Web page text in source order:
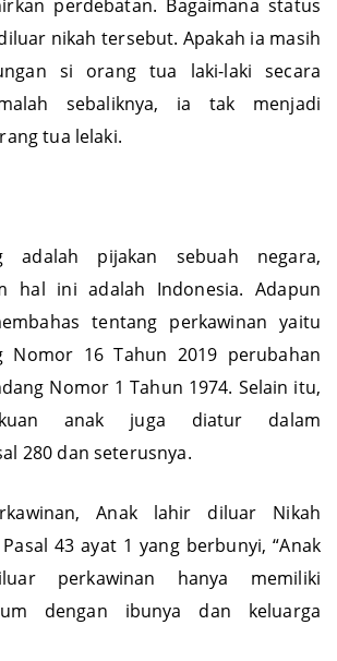
perdebatan. Bagaimana status
nikah tersebut. Apakah ia masih
si orang tua laki-laki secara
sebaliknya, ia tak menjadi
tua lelaki.
adalah pijakan sebuah negara,
hal ini adalah Indonesia. Adapun
tentang perkawinan yaitu
Nomor 16 Tahun 2019 perubahan
Nomor 1 Tahun 1974. Selain itu,
anak juga diatur dalam
280 dan seterusnya.
Anak lahir diluar Nikah
43 ayat 1 yang berbunyi, “Anak
perkawinan hanya memiliki
dengan ibunya dan keluarga